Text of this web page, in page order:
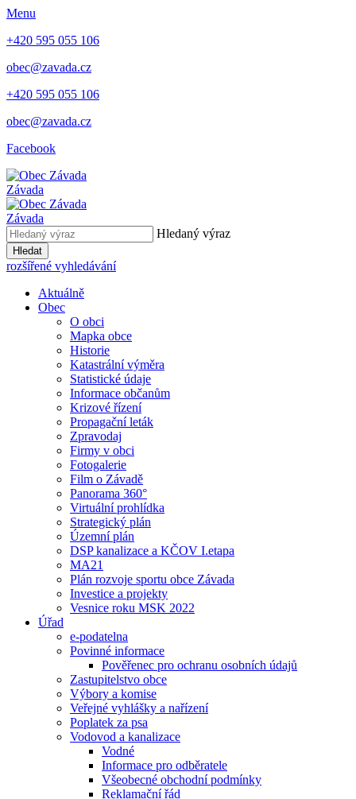
Menu
+420 595 055 106
obec@zavada.cz
+420 595 055 106
obec@zavada.cz
Facebook
Závada
Závada
Hledaný výraz
Hledat
rozšířené vyhledávání
Aktuálně
Obec
O obci
Mapka obce
Historie
Katastrální výměra
Statistické údaje
Informace občanům
Krizové řízení
Propagační leták
Zpravodaj
Firmy v obci
Fotogalerie
Film o Závadě
Panorama 360°
Virtuální prohlídka
Strategický plán
Územní plán
DSP kanalizace a KČOV I.etapa
MA21
Plán rozvoje sportu obce Závada
Investice a projekty
Vesnice roku MSK 2022
Úřad
e-podatelna
Povinné informace
Pověřenec pro ochranu osobních údajů
Zastupitelstvo obce
Výbory a komise
Veřejné vyhlášky a nařízení
Poplatek za psa
Vodovod a kanalizace
Vodné
Informace pro odběratele
Všeobecné obchodní podmínky
Reklamační řád